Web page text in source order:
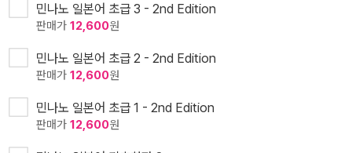
민나노 일본어 초급 3 - 2nd Edition
판매가 12,600원
민나노 일본어 초급 2 - 2nd Edition
판매가 12,600원
민나노 일본어 초급 1 - 2nd Edition
판매가 12,600원